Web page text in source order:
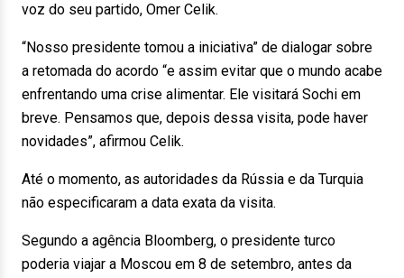
voz do seu partido, Omer Celik.
“Nosso presidente tomou a iniciativa” de dialogar sobre
a retomada do acordo “e assim evitar que o mundo acabe
enfrentando uma crise alimentar. Ele visitará Sochi em
breve. Pensamos que, depois dessa visita, pode haver
novidades”, afirmou Celik.
Até o momento, as autoridades da Rússia e da Turquia
não especificaram a data exata da visita.
Segundo a agência Bloomberg, o presidente turco
poderia viajar a Moscou em 8 de setembro, antes da